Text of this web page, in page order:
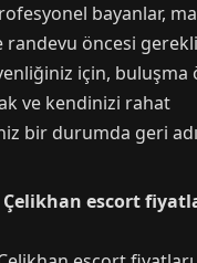
bayanlar,
randevu öncesi
için, buluşma
ve kendinizi rahat
bir durumda geri
Çelikhan escort